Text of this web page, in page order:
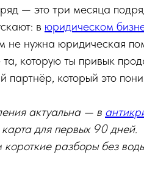
— это три месяца
в юридическом
не нужна юридическая
которую ты привык
партнёр, который это
актуальна — в
для первых 90 дней.
разборы без